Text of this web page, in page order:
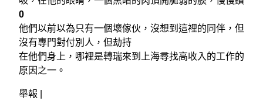
0
他們以前以為只有一個壞傢伙，沒想到這裡的同伴，但
沒有專門對付別人，但劫持
在他們身上，哪裡是轉瑞來到上海尋找高收入的工作的
原因之一。
舉報 |